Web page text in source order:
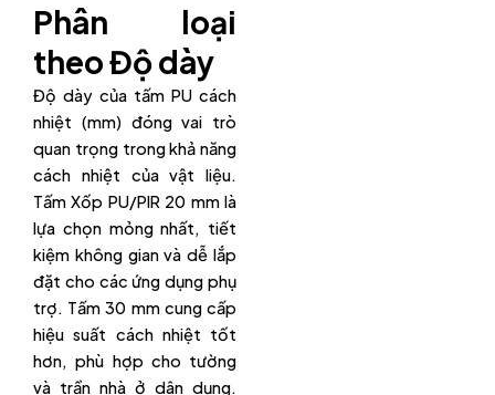
Phân loại
theo Độ dày
Độ dày của tấm PU cách
nhiệt (mm) đóng vai trò
quan trọng trong khả năng
cách nhiệt của vật liệu.
Tấm Xốp PU/PIR 20 mm là
lựa chọn mỏng nhất, tiết
kiệm không gian và dễ lắp
đặt cho các ứng dụng phụ
trợ. Tấm 30 mm cung cấp
hiệu suất cách nhiệt tốt
hơn, phù hợp cho tường
và trần nhà ở dân dụng.